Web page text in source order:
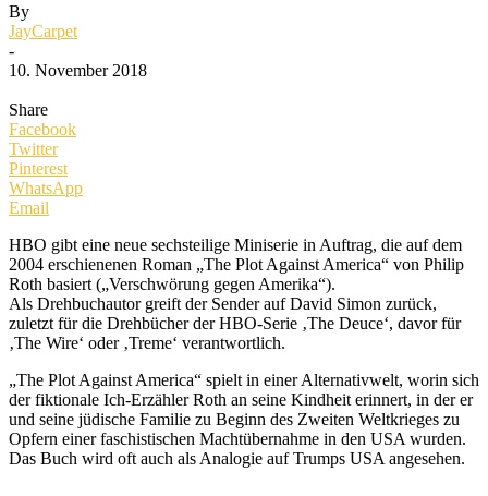
By
JayCarpet
-
10. November 2018
Share
Facebook
Twitter
Pinterest
WhatsApp
Email
HBO gibt eine neue sechsteilige Miniserie in Auftrag, die auf dem
2004 erschienenen Roman „The Plot Against America“ von Philip
Roth basiert („Verschwörung gegen Amerika“).
Als Drehbuchautor greift der Sender auf David Simon zurück,
zuletzt für die Drehbücher der HBO-Serie ‚The Deuce‘, davor für
‚The Wire‘ oder ‚Treme‘ verantwortlich.
„The Plot Against America“ spielt in einer Alternativwelt, worin sich
der fiktionale Ich-Erzähler Roth an seine Kindheit erinnert, in der er
und seine jüdische Familie zu Beginn des Zweiten Weltkrieges zu
Opfern einer faschistischen Machtübernahme in den USA wurden.
Das Buch wird oft auch als Analogie auf Trumps USA angesehen.